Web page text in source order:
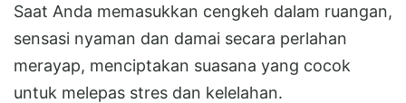
Saat Anda memasukkan cengkeh dalam ruangan,
sensasi nyaman dan damai secara perlahan
merayap, menciptakan suasana yang cocok
untuk melepas stres dan kelelahan.